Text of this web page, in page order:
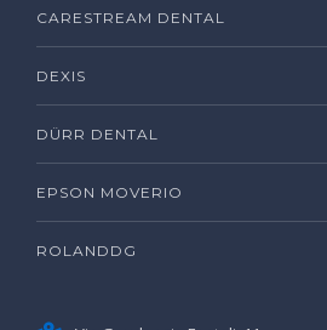
CARESTREAM DENTAL
DEXIS
DÜRR DENTAL
EPSON MOVERIO
ROLANDDG